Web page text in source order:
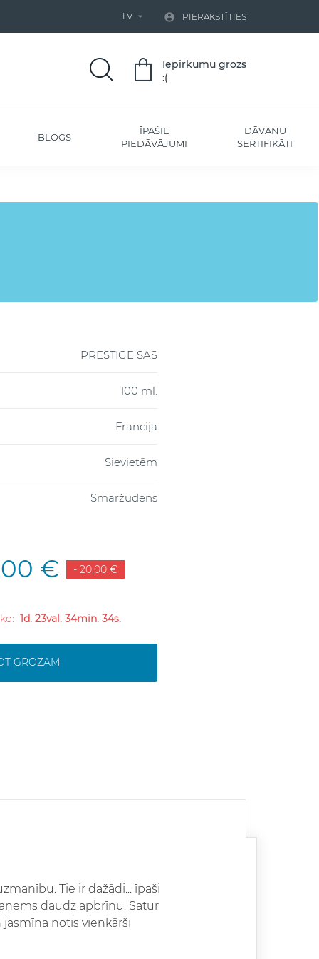
LV   PIERAKSTĪTIES
Iepirkumu grozs
:(
BLOGS
ĪPAŠIE
PIEDĀVĀJUMI
DĀVANU
SERTIFIKĀTI
PRESTIGE SAS
100 ml.
Francija
Sievietēm
Smaržūdens
€ - 20,00 €
1d. 23val. 34min. 33s.
GROZAM
Tie ir dažādi... īpaši
daudz apbrīnu. Satur
jasmīna notis vienkārši